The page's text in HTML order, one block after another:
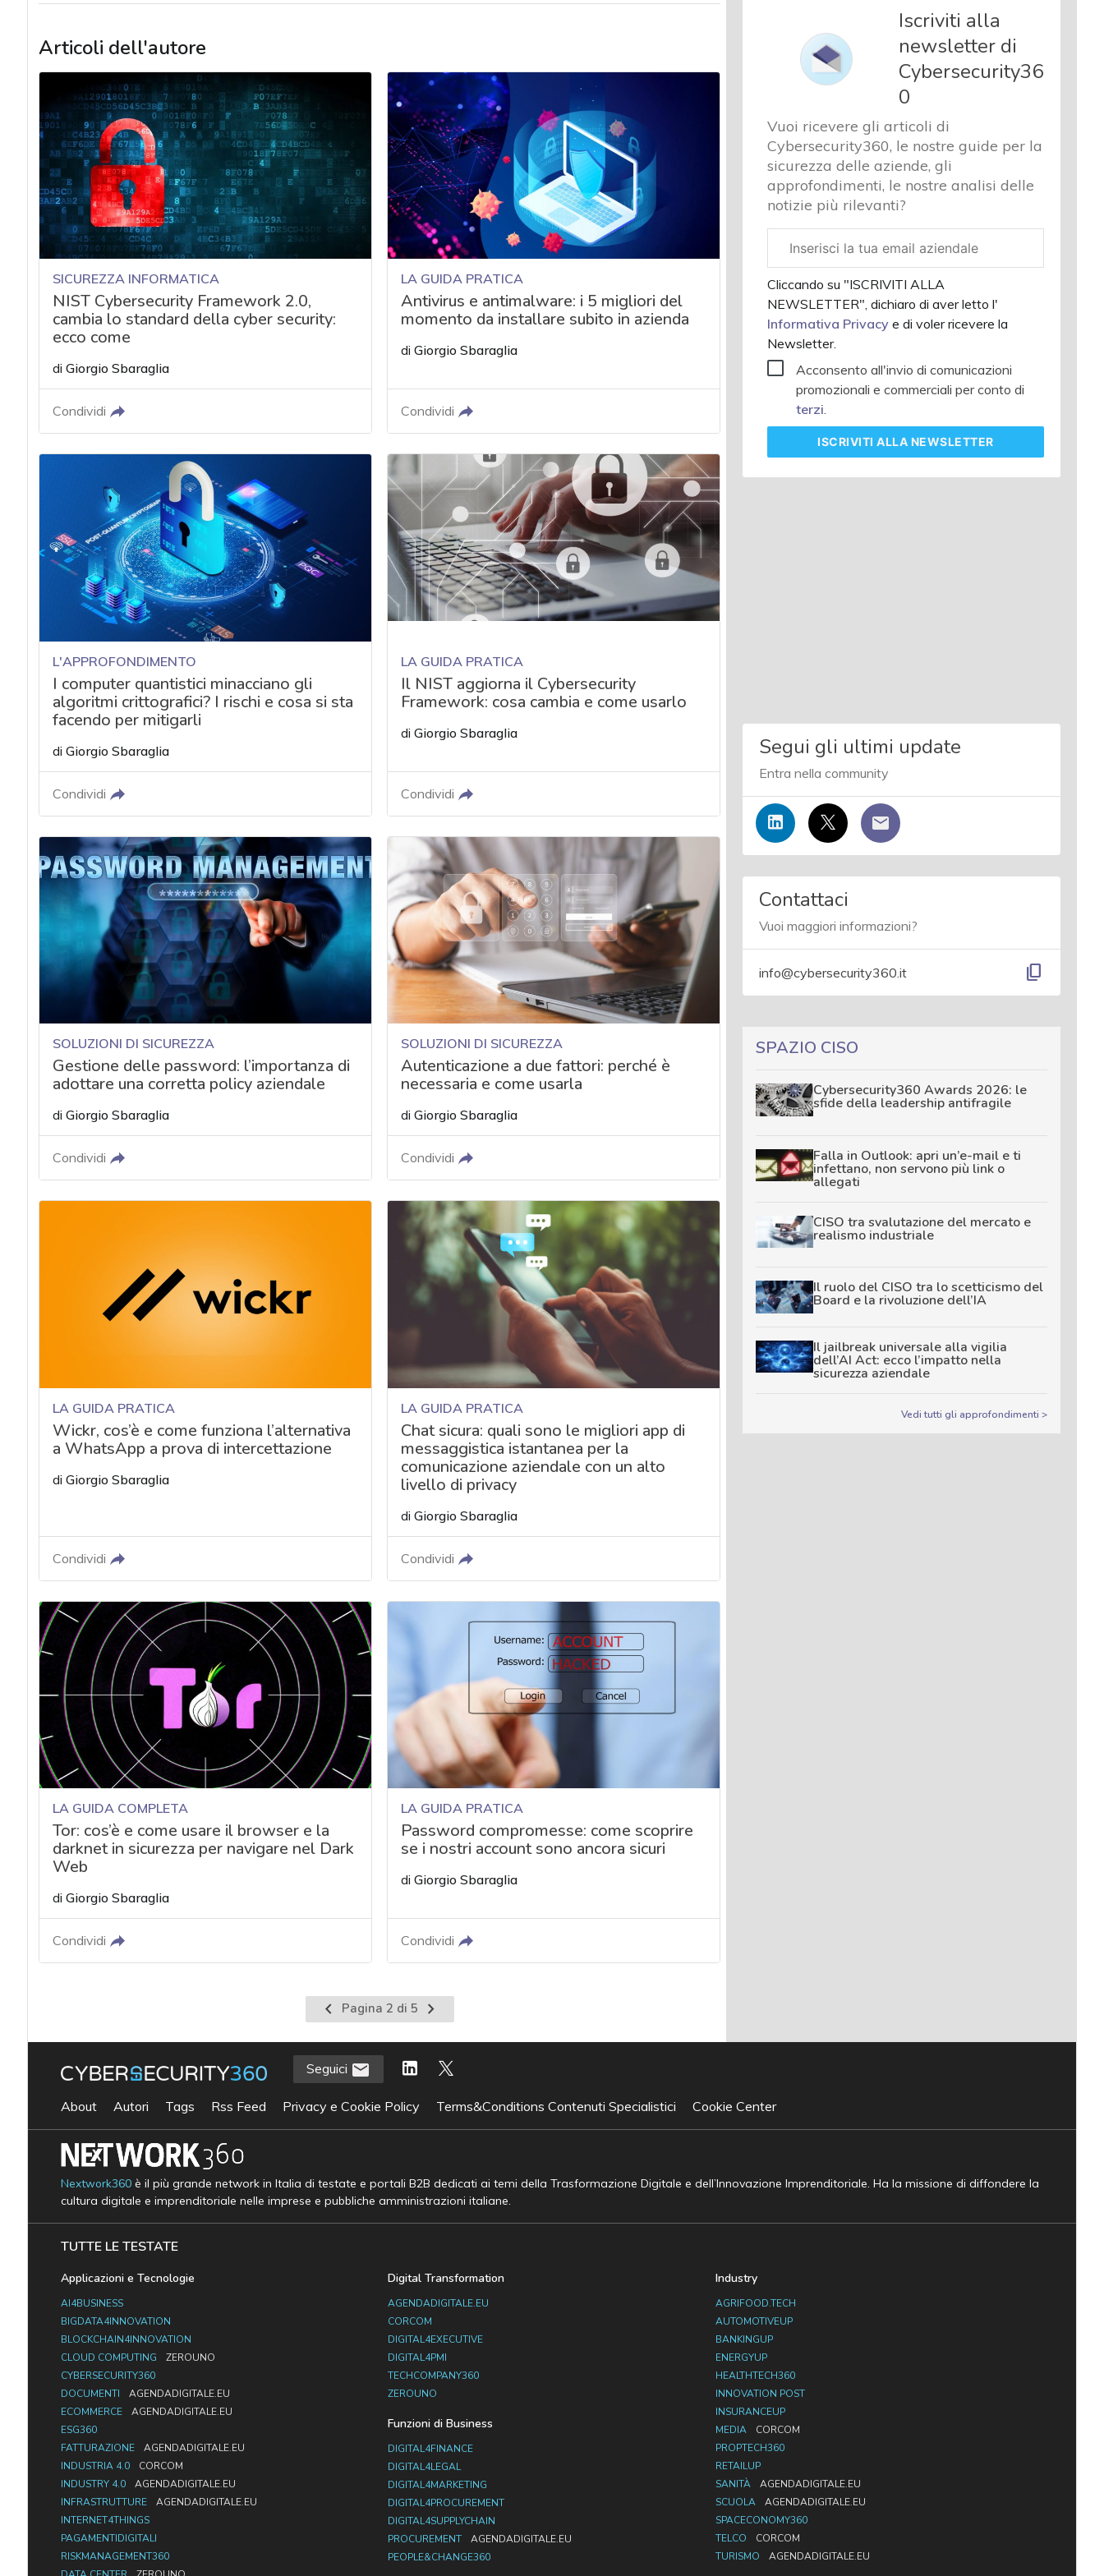
sicurezza
e privacy
Chi
siamo
Articoli dell'autore
SICUREZZA INFORMATICA
NIST Cybersecurity Framework 2.0,
cambia lo standard della cyber security:
ecco come
di Giorgio Sbaraglia
Condividi
LA GUIDA PRATICA
Antivirus e antimalware: i 5 migliori del
momento da installare subito in azienda
diGiorgio Sbaraglia
Condividi
L'APPROFONDIMENTO
I computer quantistici minacciano gli
algoritmi crittografici? I rischi e cosa si sta
facendo per mitigarli
di Giorgio Sbaraglia
Condividi
LA GUIDA PRATICA
Il NIST aggiorna il Cybersecurity
Framework: cosa cambia e come usarlo
diGiorgio Sbaraglia
Condividi
SOLUZIONI DI SICUREZZA
Gestione delle password: l’importanza di
adottare una corretta policy aziendale
di Giorgio Sbaraglia
Condividi
SOLUZIONI DI SICUREZZA
Autenticazione a due fattori: perché è
necessaria e come usarla
diGiorgio Sbaraglia
Condividi
LA GUIDA PRATICA
Wickr, cos’è e come funziona l’alternativa
a WhatsApp a prova di intercettazione
di Giorgio Sbaraglia
Condividi
LA GUIDA PRATICA
Chat sicura: quali sono le migliori app di
messaggistica istantanea per la
comunicazione aziendale con un alto
livello di privacy
diGiorgio Sbaraglia
Condividi
LA GUIDA COMPLETA
Tor: cos’è e come usare il browser e la
darknet in sicurezza per navigare nel Dark
Web
di Giorgio Sbaraglia
Condividi
LA GUIDA PRATICA
Password compromesse: come scoprire
se i nostri account sono ancora sicuri
diGiorgio Sbaraglia
Condividi
Pagina
precedente
Pagina 2 di 5
Pagina
successiva
Iscriviti alla
newsletter di
Cybersecurity36
0
Vuoi ricevere gli articoli di
Cybersecurity360, le nostre guide per la
sicurezza delle aziende, gli
approfondimenti, le nostre analisi delle
notizie più rilevanti?
aziendale
Cliccando su "ISCRIVITI ALLA
NEWSLETTER", dichiaro di aver letto l'
Informativa Privacye di voler ricevere la
Newsletter.
Acconsento all'invio di comunicazioni
promozionali e commerciali per conto di
terzi.
ISCRIVITIALLA NEWSLETTER
Segui gli ultimi update
Entra nella community
Contattaci
Vuoi maggiori informazioni?
info@cybersecurity360.it content_copy
SPAZIO CISO
Cybersecurity360 Awards 2026: le
sfide della leadership antifragile
Falla in Outlook: apri un’e-mail e ti
infettano, non servono più link o
allegati
CISO tra svalutazione del mercato e
realismo industriale
Il ruolo del CISO tra lo scetticismo del
Board e la rivoluzione dell’IA
Il jailbreak universale alla vigilia
dell’AI Act: ecco l’impatto nella
sicurezza aziendale
Vedi tutti gli approfondimenti >
Seguici
About Autori Tags Rss Feed Privacy e Cookie Policy Terms&Conditions Contenuti Specialistici Cookie Center
Nextwork360è il più grande network in Italia di testate e portali B2B dedicati ai temi della Trasformazione Digitale e dell’Innovazione Imprenditoriale. Ha la missione di diffondere la
cultura digitale e imprenditoriale nelle imprese e pubbliche amministrazioni italiane.
TUTTE LE TESTATE
Applicazioni e Tecnologie
AI4BUSINESS
BIGDATA4INNOVATION
BLOCKCHAIN4INNOVATION
CLOUD COMPUTING
ZEROUNO
CYBERSECURITY360
DOCUMENTI
AGENDADIGITALE.EU
ECOMMERCE
AGENDADIGITALE.EU
ESG360
FATTURAZIONE
AGENDADIGITALE.EU
INDUSTRIA 4.0
CORCOM
INDUSTRY 4.0
AGENDADIGITALE.EU
INFRASTRUTTURE
AGENDADIGITALE.EU
INTERNET4THINGS
PAGAMENTIDIGITALI
RISKMANAGEMENT360
Digital Transformation
AGENDADIGITALE.EU
CORCOM
DIGITAL4EXECUTIVE
DIGITAL4PMI
TECHCOMPANY360
ZEROUNO
Funzioni di Business
DIGITAL4FINANCE
DIGITAL4LEGAL
DIGITAL4MARKETING
DIGITAL4PROCUREMENT
DIGITAL4SUPPLYCHAIN
PROCUREMENT
AGENDADIGITALE.EU
PEOPLE&CHANGE360
Industry
AGRIFOOD.TECH
AUTOMOTIVEUP
BANKINGUP
ENERGYUP
HEALTHTECH360
INNOVATION POST
INSURANCEUP
MEDIA
CORCOM
PROPTECH360
RETAILUP
SANITÀ
AGENDADIGITALE.EU
SCUOLA
AGENDADIGITALE.EU
SPACECONOMY360
TELCO
CORCOM
TURISMO
AGENDADIGITALE.EU